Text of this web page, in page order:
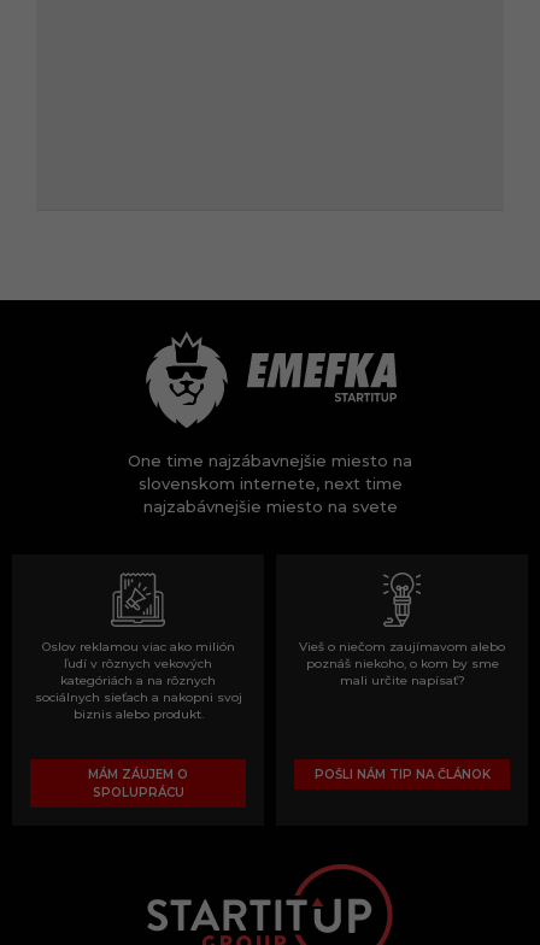
One time najzábavnejšie miesto na
slovenskom internete, next time
najzabávnejšie miesto na svete
Oslov reklamou viac ako milión
ľudí v rôznych vekových
kategóriách a na rôznych
sociálnych sieťach a nakopni svoj
biznis alebo produkt.
MÁM ZÁUJEM O
SPOLUPRÁCU
Vieš o niečom zaujímavom alebo
poznáš niekoho, o kom by sme
mali určite napísať?
POŠLI NÁM TIP NA ČLÁNOK